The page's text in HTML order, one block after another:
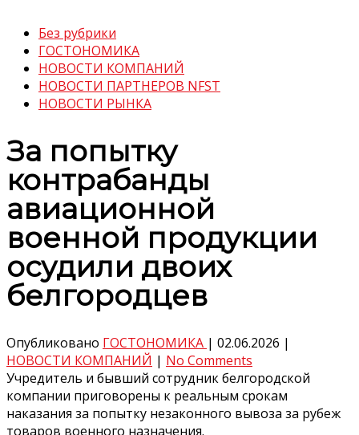
Без рубрики
ГОСТОНОМИКА
НОВОСТИ КОМПАНИЙ
НОВОСТИ ПАРТНЕРОВ NFST
НОВОСТИ РЫНКА
За попытку
контрабанды
авиационной
военной продукции
осудили двоих
белгородцев
Опубликовано ГОСТОНОМИКА | 02.06.2026 |
НОВОСТИ КОМПАНИЙ | No Comments
Учредитель и бывший сотрудник белгородской
компании приговорены к реальным срокам
наказания за попытку незаконного вывоза за рубеж
товаров военного назначения.